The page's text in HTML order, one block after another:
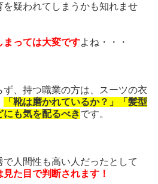
疑われてしまうかも知れませ
まっては大変ですよね・・・
ず、持つ職業の方は、スーツの衣
「靴は磨かれているか？」「髪型
も気を配るべきです。
人間性も高い人だったとして
見た目で判断されます！